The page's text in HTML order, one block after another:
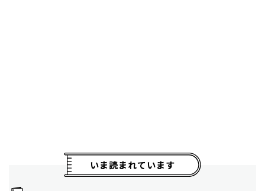
いま読まれています